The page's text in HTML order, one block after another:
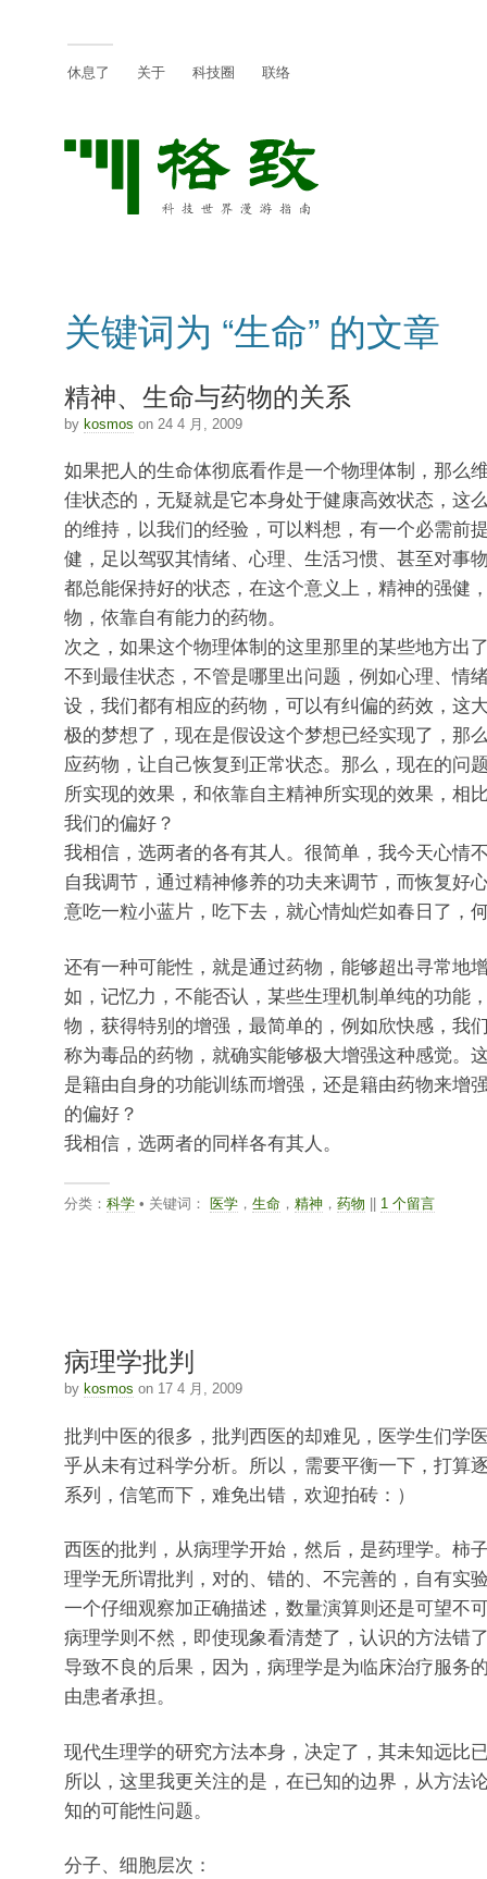
休息了 关于 科技圈 联络
关键词为 “生命” 的文章
精神、生命与药物的关系
by kosmos on 24 4 月, 2009
如果把人的生命体彻底看作是一个物理体制，那么
佳状态的，无疑就是它本身处于健康高效状态，这
的维持，以我们的经验，可以料想，有一个必需前
健，足以驾驭其情绪、心理、生活习惯、甚至对事
都总能保持好的状态，在这个意义上，精神的强健
物，依靠自有能力的药物。
次之，如果这个物理体制的这里那里的某些地方出
不到最佳状态，不管是哪里出问题，例如心理、情
设，我们都有相应的药物，可以有纠偏的药效，这
极的梦想了，现在是假设这个梦想已经实现了，那
应药物，让自己恢复到正常状态。那么，现在的问
所实现的效果，和依靠自主精神所实现的效果，相
我们的偏好？
我相信，选两者的各有其人。很简单，我今天心情
自我调节，通过精神修养的功夫来调节，而恢复好
意吃一粒小蓝片，吃下去，就心情灿烂如春日了，
还有一种可能性，就是通过药物，能够超出寻常地
如，记忆力，不能否认，某些生理机制单纯的功能
物，获得特别的增强，最简单的，例如欣快感，我
称为毒品的药物，就确实能够极大增强这种感觉。
是籍由自身的功能训练而增强，还是籍由药物来增
的偏好？
我相信，选两者的同样各有其人。
分类： 科学• 关键词： 医学， 生命 ， 精神， 药物 1 个留言
病理学批判
by kosmos on 17 4 月, 2009
批判中医的很多，批判西医的却难见，医学生们学
乎从未有过科学分析。所以，需要平衡一下，打算
系列，信笔而下，难免出错，欢迎拍砖：）
西医的批判，从病理学开始，然后，是药理学。柿
理学无所谓批判，对的、错的、不完善的，自有实
一个仔细观察加正确描述，数量演算则还是可望不
病理学则不然，即使现象看清楚了，认识的方法错
导致不良的后果，因为，病理学是为临床治疗服务
由患者承担。
现代生理学的研究方法本身，决定了，其未知远比
所以，这里我更关注的是，在已知的边界，从方法
知的可能性问题。
分子、细胞层次：